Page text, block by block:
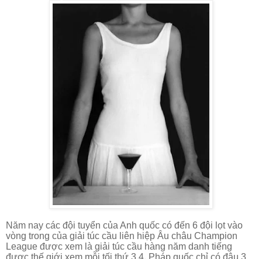
Năm nay các đội tuyển của Anh quốc có đến 6 đội lọt vào
vòng trong của giải túc cầu liên hiệp Âu châu Champion
League được xem là giải túc cầu hàng năm danh tiếng